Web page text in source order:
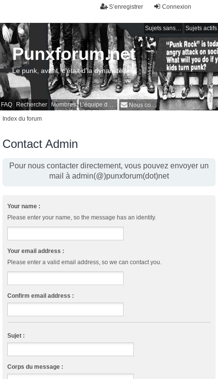
Connexion
S’enregistrer
Sujets sans réponse Sujets actifs
FAQ Rechercher Membres L’équipe du forum Nous contacter
Punxforum.net
Le punk, avant, c'était d'la dynamite !
Index du forum
Contact Admin
Pour nous contacter directement, vous pouvez envoyer un
mail à admin(@)punxforum(dot)net
Your name :
Please enter your name, so the message has an identity.
Your email address :
Please enter a valid email address, so we can contact you.
Confirm email address :
Sujet :
Corps du message :